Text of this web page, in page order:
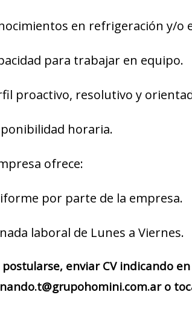
en refrigeración y/o
para trabajar en equipo.
proactivo, resolutivo y
horaria.
ofrece:
por parte de la empresa.
laboral de Lunes a Viernes.
postularse, enviar CV indicando
o